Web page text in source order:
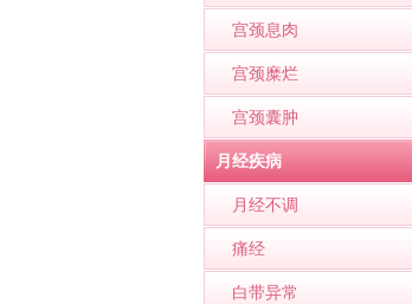
宫颈息肉
宫颈糜烂
宫颈囊肿
月经疾病
月经不调
痛经
白带异常